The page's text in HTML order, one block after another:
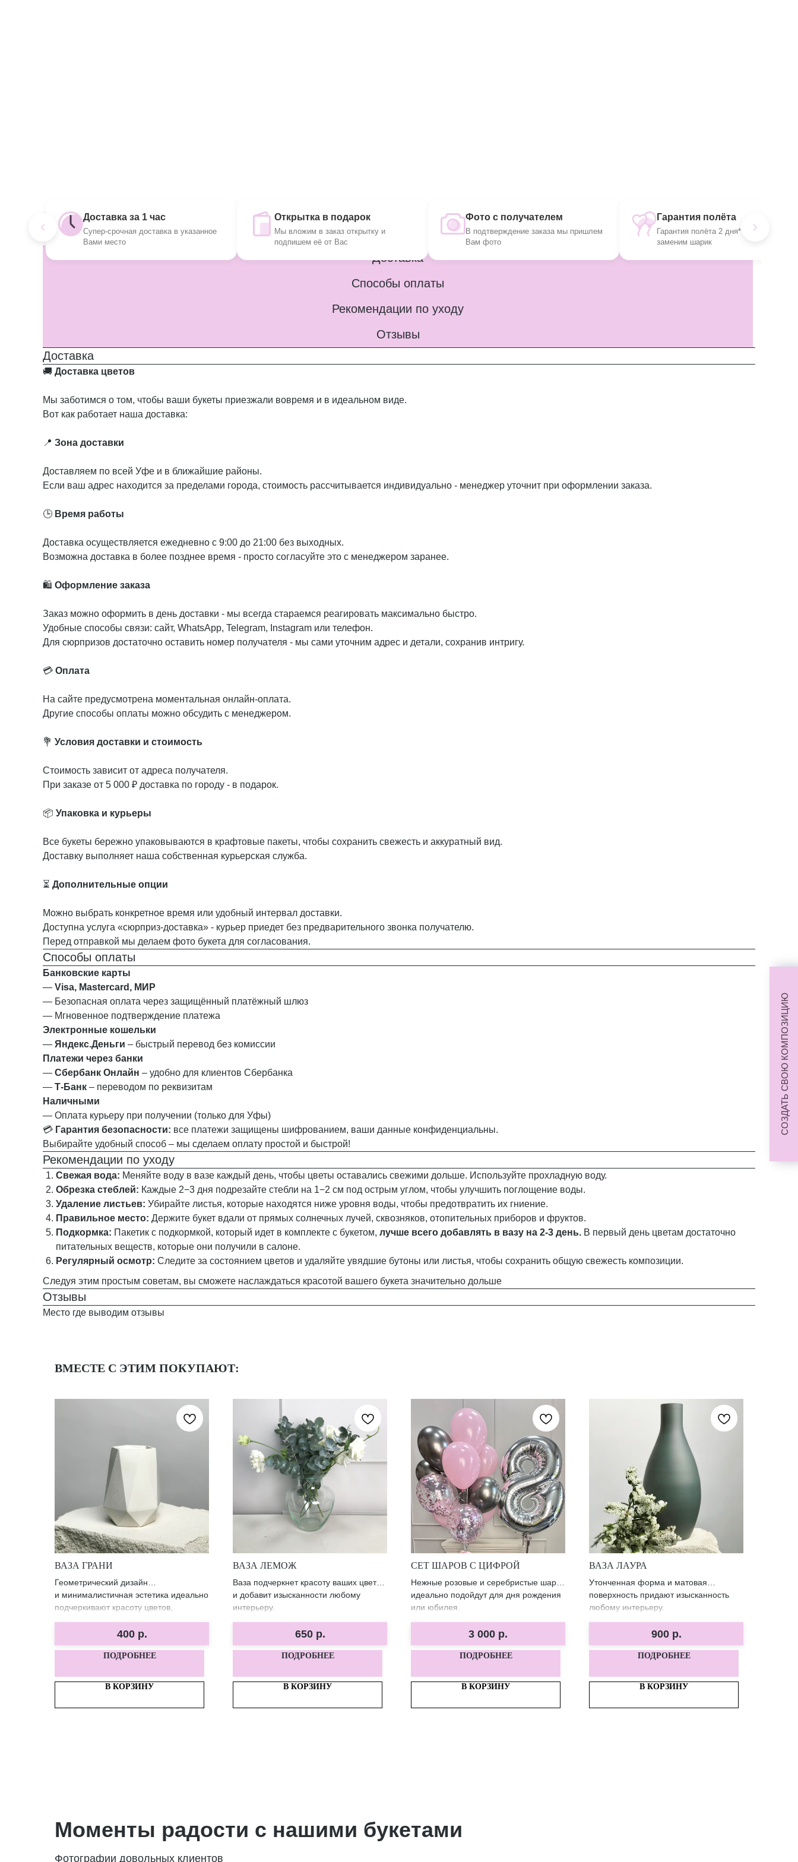
Доставка за 1 час
Супер-срочная доставка в указанное
Вами место
Открытка в подарок
Мы вложим в заказ открытку и
подпишем её от Вас
Фото с получателем
В подтверждение заказа мы пришлем
Вам фото
Гарантия полёта
Гарантия полёта 2 дня* или мы
заменим шарик
Доставка
Способы оплаты
Рекомендации по уходу
Отзывы
Доставка
🚚 Доставка цветов
Мы заботимся о том, чтобы ваши букеты приезжали вовремя и в идеальном виде.
Вот как работает наша доставка:
📍 Зона доставки
Доставляем по всей Уфе и в ближайшие районы.
Если ваш адрес находится за пределами города, стоимость рассчитывается индивидуально - менеджер уточнит при оформлении заказа.
🕒 Время работы
Доставка осуществляется ежедневно с 9:00 до 21:00 без выходных.
Возможна доставка в более позднее время - просто согласуйте это с менеджером заранее.
🛍️ Оформление заказа
Заказ можно оформить в день доставки - мы всегда стараемся реагировать максимально быстро.
Удобные способы связи: сайт, WhatsApp, Telegram, Instagram или телефон.
Для сюрпризов достаточно оставить номер получателя - мы сами уточним адрес и детали, сохранив интригу.
💳 Оплата
На сайте предусмотрена моментальная онлайн-оплата.
Другие способы оплаты можно обсудить с менеджером.
💐 Условия доставки и стоимость
Стоимость зависит от адреса получателя.
При заказе от 5 000 ₽ доставка по городу - в подарок.
📦 Упаковка и курьеры
Все букеты бережно упаковываются в крафтовые пакеты, чтобы сохранить свежесть и аккуратный вид.
Доставку выполняет наша собственная курьерская служба.
⏳ Дополнительные опции
Можно выбрать конкретное время или удобный интервал доставки.
Доступна услуга «сюрприз-доставка» - курьер приедет без предварительного звонка получателю.
Перед отправкой мы делаем фото букета для согласования.
Способы оплаты
Банковские карты
— Visa, Mastercard, МИР
— Безопасная оплата через защищённый платёжный шлюз
— Мгновенное подтверждение платежа
Электронные кошельки
— Яндекс.Деньги – быстрый перевод без комиссии
Платежи через банки
— Сбербанк Онлайн – удобно для клиентов Сбербанка
— Т‑Банк – переводом по реквизитам
Наличными
— Оплата курьеру при получении (только для Уфы)
💳 Гарантия безопасности: все платежи защищены шифрованием, ваши данные конфиденциальны.
Выбирайте удобный способ – мы сделаем оплату простой и быстрой!
Рекомендации по уходу
Свежая вода: Меняйте воду в вазе каждый день, чтобы цветы оставались свежими дольше. Используйте прохладную воду.
Обрезка стеблей: Каждые 2−3 дня подрезайте стебли на 1−2 см под острым углом, чтобы улучшить поглощение воды.
Удаление листьев: Убирайте листья, которые находятся ниже уровня воды, чтобы предотвратить их гниение.
Правильное место: Держите букет вдали от прямых солнечных лучей, сквозняков, отопительных приборов и фруктов.
Подкормка: Пакетик с подкормкой, который идет в комплекте с букетом, лучше всего добавлять в вазу на 2-3 день. В первый день цветам достаточно
питательных веществ, которые они получили в салоне.
Регулярный осмотр: Следите за состоянием цветов и удаляйте увядшие бутоны или листья, чтобы сохранить общую свежесть композиции.
Следуя этим простым советам, вы сможете наслаждаться красотой вашего букета значительно дольше
Отзывы
Место где выводим отзывы
ВМЕСТЕ С ЭТИМ ПОКУПАЮТ:
ВАЗА ГРАНИ
Геометрический дизайн
и минималистичная эстетика идеально
подчеркивают красоту цветов,
400 р.
ПОДРОБНЕЕ
В КОРЗИНУ
ВАЗА ЛЕМОЖ
Ваза подчеркнет красоту ваших цветов
и добавит изысканности любому
интерьеру.
650 р.
ПОДРОБНЕЕ
В КОРЗИНУ
СЕТ ШАРОВ С ЦИФРОЙ
Нежные розовые и серебристые шары
идеально подойдут для дня рождения
или юбилея.
3 000 р.
ПОДРОБНЕЕ
В КОРЗИНУ
ВАЗА ЛАУРА
Утонченная форма и матовая
поверхность придают изысканность
любому интерьеру.
900 р.
ПОДРОБНЕЕ
В КОРЗИНУ
Моменты радости с нашими букетами
Фотографии довольных клиентов
СОЗДАТЬ СВОЮ КОМПОЗИЦИЮ